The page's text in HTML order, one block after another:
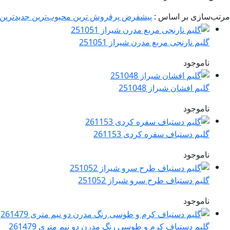
مرتب‌سازی بر اساس : پیشفرض پرفروش ترین محبوب‌ترین جدیدترین
گلیم نارنجی مربع مدرن شیراز 251051
ناموجود
گلیم افشان شیراز 251048
ناموجود
گلیم دستباف سفره کردی 261153
ناموجود
گلیم دستباف طرح سرو شیراز 251052
ناموجود
گلیم دستباف کرم و طوسی رنگ مدرن دو نیم متری 261479